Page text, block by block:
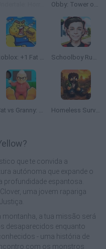
Obby: Tower of Hell
Roblox: +1 Fat Every Second 🍔 Schoolboy Runaway: Home Escape
Cat vs Granny: Cat Simulator Homeless Survival Online
que te convida a
autónoma que expande o
espantosa.
uma jovem rapariga
montanha, a tua missão será
desaparecidos enquanto
- uma história de
com os monstros